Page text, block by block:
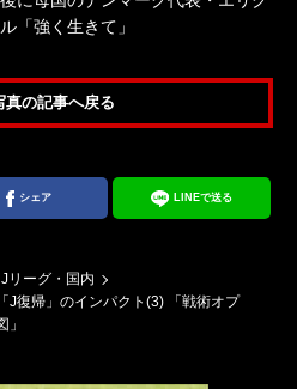
「強く生きて」
真の記事へ戻る
シェア LINEで送る
Jリーグ・国内
J復帰」のインパクト(3) 「戦術オプ